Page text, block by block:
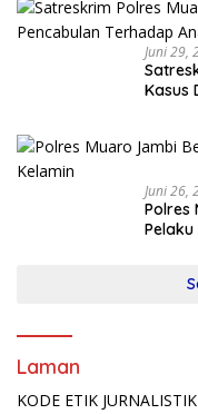
Juni 29,
Kasus
Juni 26,
Polres
Laman
KODE ETIK JURNALISTIK